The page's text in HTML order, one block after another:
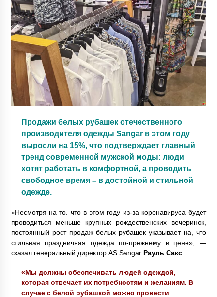
Продажи белых рубашек отечественного
производителя одежды Sangar в этом году
выросли на 15%, что подтверждает главный
тренд современной мужской моды: люди
хотят работать в комфортной, а проводить
свободное время – в достойной и стильной
одежде.
«Несмотря на то, что в этом году из-за коронавируса будет
проводиться меньше крупных рождественских вечеринок,
постоянный рост продаж белых рубашек указывает на, что
стильная праздничная одежда по-прежнему в цене», —
сказал генеральный директор AS Sangar Рауль Сакс.
«Мы должны обеспечивать людей одеждой,
которая отвечает их потребностям и желаниям. В
случае с белой рубашкой можно провести